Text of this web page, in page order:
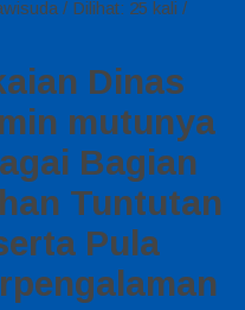
/ Dilihat: 25 kali /
Dinas
mutunya
Bagian
Tuntutan
Pula